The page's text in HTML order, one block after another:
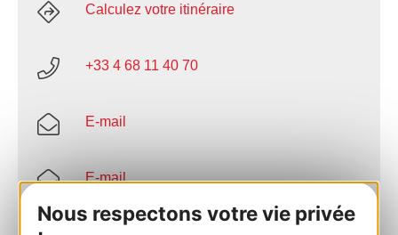
Nous respectons votre vie privée
Calculez votre itinéraire
+33 4 68 11 40 70
E-mail
E-mail